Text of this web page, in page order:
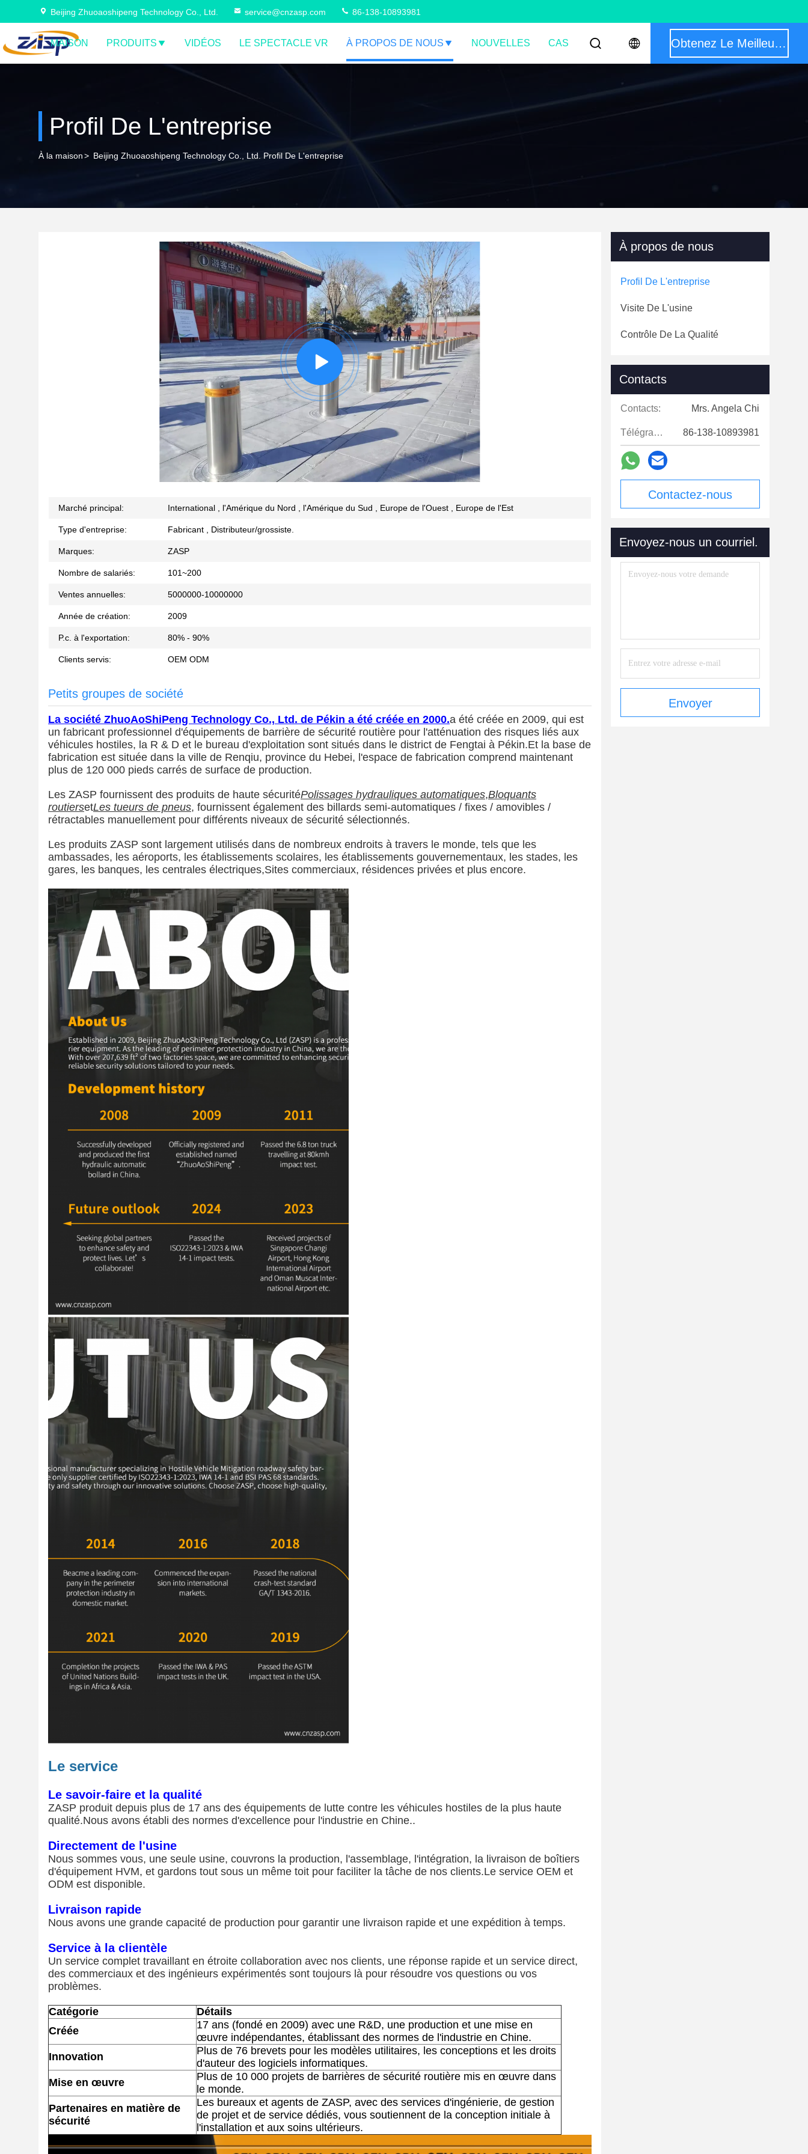
Beijing Zhuoaoshipeng Technology Co., Ltd. service@cnzasp.com 86-138-10893981
MAISON PRODUITS VIDÉOS LE SPECTACLE VR À PROPOS DE NOUS NOUVELLES CAS Obtenez Le Meilleur Prix
Profil De L'entreprise
À la maison> Beijing Zhuoaoshipeng Technology Co., Ltd. Profil De L'entreprise
Marché principal: International , l'Amérique du Nord , l'Amérique du Sud , Europe de l'Ouest , Europe de l'Est
Type d'entreprise: Fabricant , Distributeur/grossiste.
Marques: ZASP
Nombre de salariés: 101~200
Ventes annuelles: 5000000-10000000
Année de création: 2009
P.c. à l'exportation: 80% - 90%
Clients servis: OEM ODM
Petits groupes de société
La société ZhuoAoShiPeng Technology Co., Ltd. de Pékin a été créée en 2000.a été créée en 2009, qui est
un fabricant professionnel d'équipements de barrière de sécurité routière pour l'atténuation des risques liés aux
véhicules hostiles, la R & D et le bureau d'exploitation sont situés dans le district de Fengtai à Pékin.Et la base de
fabrication est située dans la ville de Renqiu, province du Hebei, l'espace de fabrication comprend maintenant
plus de 120 000 pieds carrés de surface de production.
Les ZASP fournissent des produits de haute sécuritéPolissages hydrauliques automatiques,Bloquants
routiersetLes tueurs de pneus, fournissent également des billards semi-automatiques / fixes / amovibles /
rétractables manuellement pour différents niveaux de sécurité sélectionnés.
Les produits ZASP sont largement utilisés dans de nombreux endroits à travers le monde, tels que les
ambassades, les aéroports, les établissements scolaires, les établissements gouvernementaux, les stades, les
gares, les banques, les centrales électriques,Sites commerciaux, résidences privées et plus encore.
Le service
Le savoir-faire et la qualité
ZASP produit depuis plus de 17 ans des équipements de lutte contre les véhicules hostiles de la plus haute
qualité.Nous avons établi des normes d'excellence pour l'industrie en Chine..
Directement de l'usine
Nous sommes vous, une seule usine, couvrons la production, l'assemblage, l'intégration, la livraison de boîtiers
d'équipement HVM, et gardons tout sous un même toit pour faciliter la tâche de nos clients.Le service OEM et
ODM est disponible.
Livraison rapide
Nous avons une grande capacité de production pour garantir une livraison rapide et une expédition à temps.
Service à la clientèle
Un service complet travaillant en étroite collaboration avec nos clients, une réponse rapide et un service direct,
des commerciaux et des ingénieurs expérimentés sont toujours là pour résoudre vos questions ou vos
problèmes.
Catégorie
Détails
Créée
17 ans (fondé en 2009) avec une R&D, une production et une mise en
œuvre indépendantes, établissant des normes de l'industrie en Chine.
Innovation
Plus de 76 brevets pour les modèles utilitaires, les conceptions et les droits
d'auteur des logiciels informatiques.
Mise en œuvre
Plus de 10 000 projets de barrières de sécurité routière mis en œuvre dans
le monde.
Partenaires en matière de
sécurité
Les bureaux et agents de ZASP, avec des services d'ingénierie, de gestion
de projet et de service dédiés, vous soutiennent de la conception initiale à
l'installation et aux soins ultérieurs.
À propos de nous
Profil De L'entreprise
Visite De L'usine
Contrôle De La Qualité
Contacts
Contacts: Mrs. Angela Chi
Télégramme: 86-138-10893981
Contactez-nous
Envoyez-nous un courriel.
Envoyer